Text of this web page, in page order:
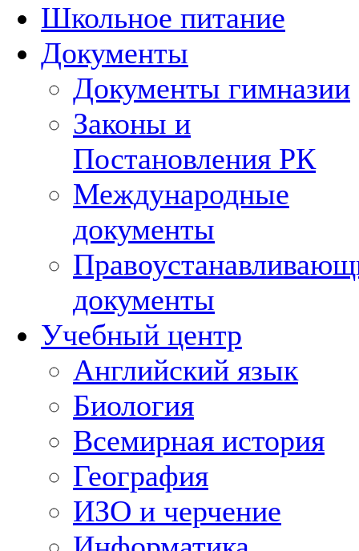
Школьное питание
Документы
Документы гимназии
Законы и
Постановления РК
Международные
документы
документы
Учебный центр
Английский язык
Биология
Всемирная история
География
ИЗО и черчение